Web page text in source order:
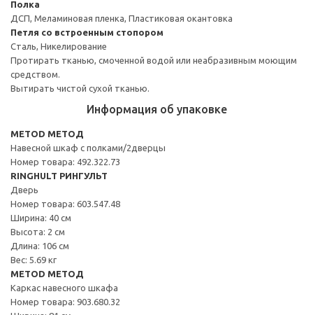
Полка
ДСП, Меламиновая пленка, Пластиковая окантовка
Петля со встроенным стопором
Сталь, Никелирование
Протирать тканью, смоченной водой или неабразивным моющим
средством.
Вытирать чистой сухой тканью.
Информация об упаковке
METOD МЕТОД
Навесной шкаф с полками/2дверцы
Номер товара: 492.322.73
RINGHULT РИНГУЛЬТ
Дверь
Номер товара: 603.547.48
Ширина: 40 см
Высота: 2 см
Длина: 106 см
Вес: 5.69 кг
METOD МЕТОД
Каркас навесного шкафа
Номер товара: 903.680.32